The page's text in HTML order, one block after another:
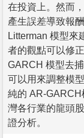
在投資上。然而
產生誤差導致報
Litterman 模型來
者的觀點可以修
GARCH 模型去
可以用來調整模
純的 AR-GARCH
灣各行業的龍頭
證分析。